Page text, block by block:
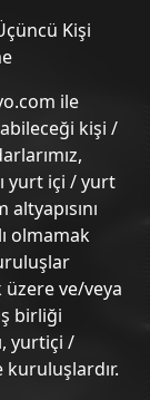
Kişi
ile
kişi /
yurt içi / yurt
olmamak
ve/veya
birliği
yurtiçi /
kuruluşlardır.